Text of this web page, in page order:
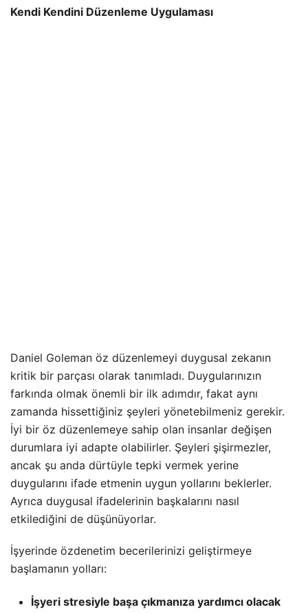
Kendi Kendini Düzenleme Uygulaması
Daniel Goleman öz düzenlemeyi duygusal zekanın
kritik bir parçası olarak tanımladı. Duygularınızın
farkında olmak önemli bir ilk adımdır, fakat aynı
zamanda hissettiğiniz şeyleri yönetebilmeniz gerekir.
İyi bir öz düzenlemeye sahip olan insanlar değişen
durumlara iyi adapte olabilirler. Şeyleri şişirmezler,
ancak şu anda dürtüyle tepki vermek yerine
duygularını ifade etmenin uygun yollarını beklerler.
Ayrıca duygusal ifadelerinin başkalarını nasıl
etkilediğini de düşünüyorlar.
İşyerinde özdenetim becerilerinizi geliştirmeye
başlamanın yolları:
İşyeri stresiyle başa çıkmanıza yardımcı olacak